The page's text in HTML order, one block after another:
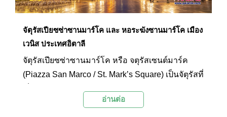
จัตุรัสเปียซซ่าซานมาร์โค และ หอระฆังซานมาร์โค เมือง
เวนิส ประเทศอิตาลี
จัตุรัสเปียซซ่าซานมาร์โค หรือ จตุรัสเซนต์มาร์ค
(Piazza San Marco / St. Mark’s Square) เป็นจัตุรัสที่
ด้วยแลนด์มาร์กสำคัญของเมือง อย่างเช่น มหาวิหาร
อ่านต่อ